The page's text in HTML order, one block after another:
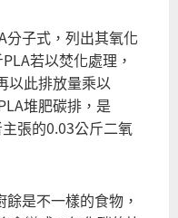
分子式，列出其氧化
若以焚化處理，
以此排放量乘以
堆肥碳排，是
張的0.03公斤二氧
是不一樣的食物，